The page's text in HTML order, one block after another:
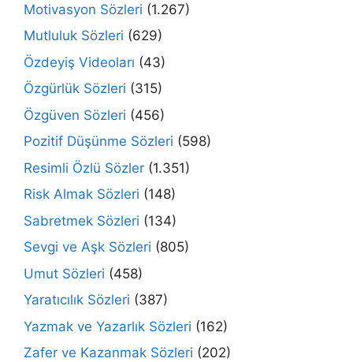
Motivasyon Sözleri (1.267)
Mutluluk Sözleri (629)
Özdeyiş Videoları (43)
Özgürlük Sözleri (315)
Özgüven Sözleri (456)
Pozitif Düşünme Sözleri (598)
Resimli Özlü Sözler (1.351)
Risk Almak Sözleri (148)
Sabretmek Sözleri (134)
Sevgi ve Aşk Sözleri (805)
Umut Sözleri (458)
Yaratıcılık Sözleri (387)
Yazmak ve Yazarlık Sözleri (162)
Zafer ve Kazanmak Sözleri (202)